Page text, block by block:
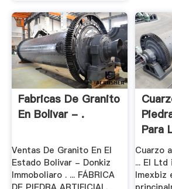
Fabricas De Granito
En Bolivar - .
Ventas De Granito En El
Estado Bolivar - Donkiz
Immoboliaro . ... FÁBRICA
Para
Cuarzo
... El
Imexbiz